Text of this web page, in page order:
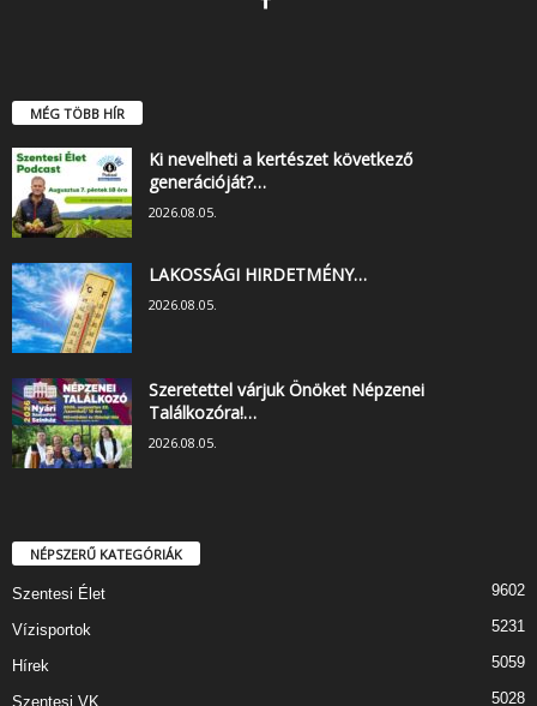
MÉG TÖBB HÍR
Ki nevelheti a kertészet következő
generációját?…
2026.08.05.
LAKOSSÁGI HIRDETMÉNY…
2026.08.05.
Szeretettel várjuk Önöket Népzenei
Találkozóra!…
2026.08.05.
NÉPSZERŰ KATEGÓRIÁK
Szentesi Élet 9602
Vízisportok 5231
Hírek 5059
Szentesi VK 5028